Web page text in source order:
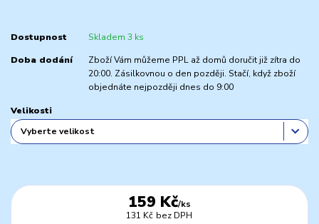
Dostupnost Skladem 3 ks
Doba dodání
Zboží Vám můžeme PPL až domů doručit již zítra do
20:00. Zásilkovnou o den později. Stačí, když zboží
objednáte nejpozději dnes do 9:00
Velikosti
159 Kč/ks
131 Kč bez DPH